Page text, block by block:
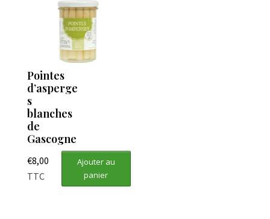
Pointes
d’asperge
s
blanches
de
Gascogne
€8,00
TTC
Ajouter au
panier